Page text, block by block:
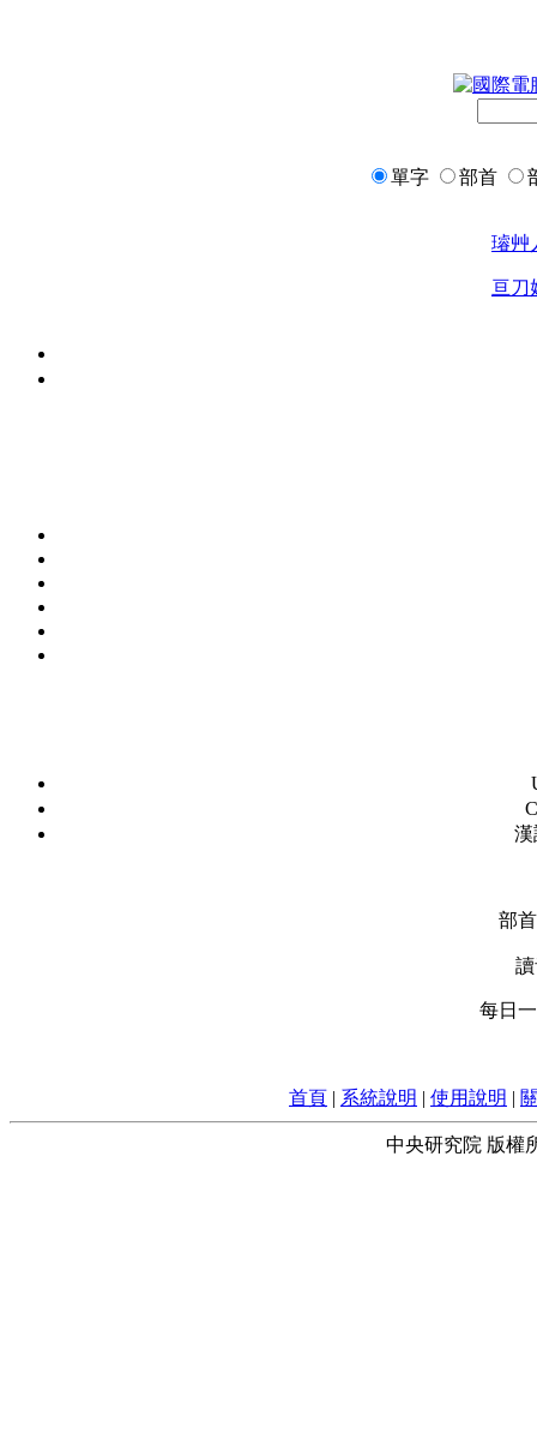
單字 部首
璿艸
亘刀
漢
部
每日
首頁 | 系統說明 | 使用說明 |
中央研究院 版權